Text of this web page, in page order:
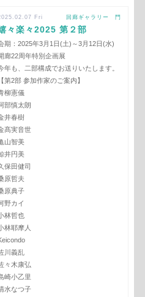
Fri 回廊ギャラリー 門
々楽々2025 第２部
期：2025年3月1日(土)～3月12日(水)
廊22周年特別企画展
年も、二部構成でお送りいたします。
【第2部 参加作家のご案内】
柳憲儀
部慎太朗
井春樹
髙実音世
山智美
井円美
保田健司
原哲夫
原典子
野カイ
林哲也
林耶摩人
川義乱
々木康弘
崎小乙里
水なつ子